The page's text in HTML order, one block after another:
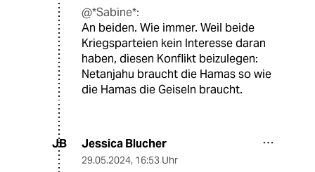
@*Sabine*:
An beiden. Wie immer. Weil beide
Kriegsparteien kein Interesse daran
haben, diesen Konflikt beizulegen:
Netanjahu braucht die Hamas so wie
die Hamas die Geiseln braucht.
JB Jessica Blucher
29.05.2024, 16:53 Uhr